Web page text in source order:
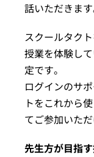
話いただきます
スクールタク
授業を体験し
定です。
ログインのサ
トをこれから
てご参加いただ
先生方が目指